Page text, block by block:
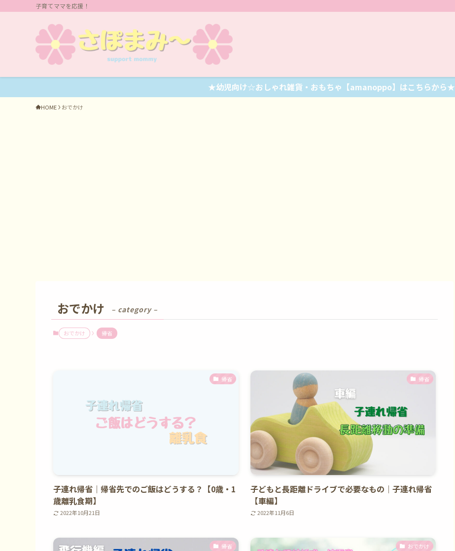
子育てママを応援！
★幼児向け☆おしゃれ雑貨・おもちゃ【amanoppo】はこちらから★
HOME おでかけ
おでかけ – category –
おでかけ 帰省
帰省
子連れ帰省｜帰省先でのご飯はどうする？【0歳・1
歳離乳食期】
2022年10月21日
帰省
子どもと長距離ドライブで必要なもの｜子連れ帰省
【車編】
2022年11月6日
帰省 おでかけ